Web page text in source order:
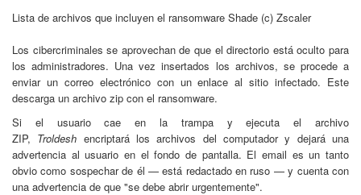
Lista de archivos que incluyen el ransomware Shade (c) Zscaler
Los cibercriminales se aprovechan de que el directorio está oculto para
los administradores. Una vez insertados los archivos, se procede a
enviar un correo electrónico con un enlace al sitio infectado. Este
descarga un archivo zip con el ransomware.
Si el usuario cae en la trampa y ejecuta el archivo
ZIP, Troldesh encriptará los archivos del computador y dejará una
advertencia al usuario en el fondo de pantalla. El email es un tanto
obvio como sospechar de él — está redactado en ruso — y cuenta con
una advertencia de que "se debe abrir urgentemente".